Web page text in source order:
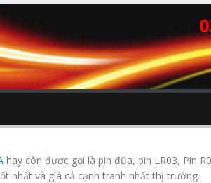
hay còn được gọi là pin đũa, pin LR03, Pin
nhất và giá cả cạnh tranh nhất thị trường.